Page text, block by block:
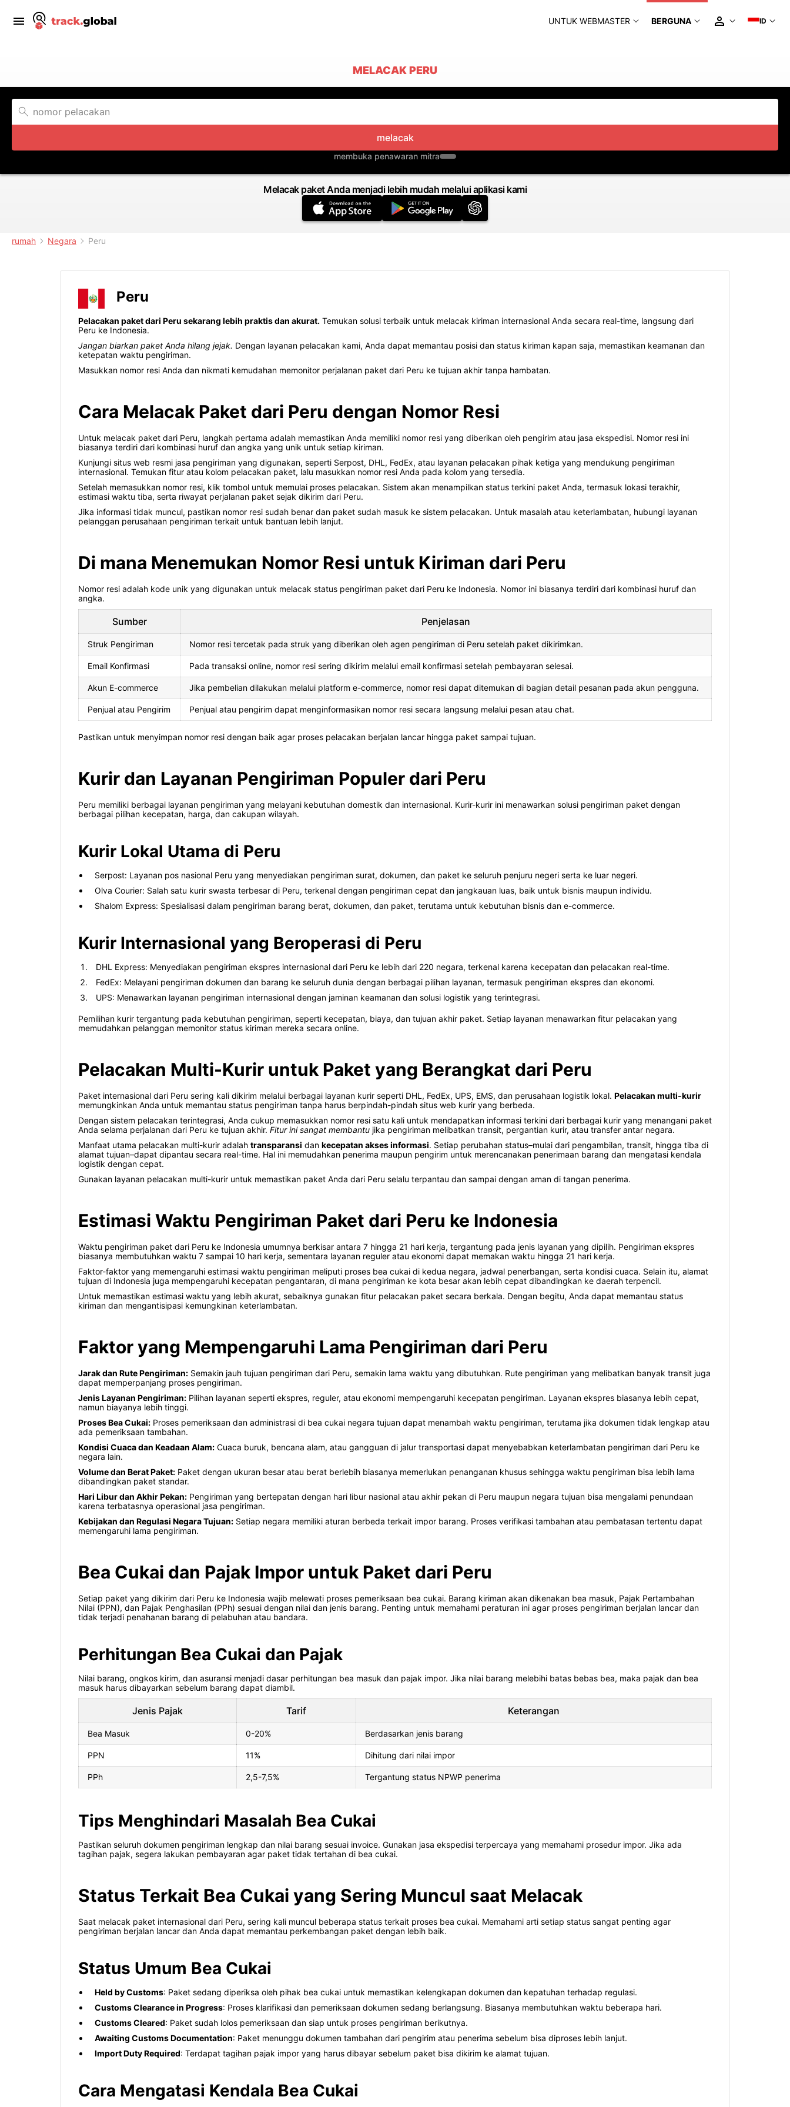
UNTUK WEBMASTER BERGUNA ID
MELACAK PERU
melacak
membuka penawaran mitra
Melacak paket Anda menjadi lebih mudah melalui aplikasi kami
rumah Negara Peru
Peru
Pelacakan paket dari Peru sekarang lebih praktis dan akurat. Temukan solusi terbaik untuk melacak kiriman internasional Anda secara real-time, langsung dari
Peru ke Indonesia.
Jangan biarkan paket Anda hilang jejak. Dengan layanan pelacakan kami, Anda dapat memantau posisi dan status kiriman kapan saja, memastikan keamanan dan
ketepatan waktu pengiriman.
Masukkan nomor resi Anda dan nikmati kemudahan memonitor perjalanan paket dari Peru ke tujuan akhir tanpa hambatan.
Cara Melacak Paket dari Peru dengan Nomor Resi
Untuk melacak paket dari Peru, langkah pertama adalah memastikan Anda memiliki nomor resi yang diberikan oleh pengirim atau jasa ekspedisi. Nomor resi ini
biasanya terdiri dari kombinasi huruf dan angka yang unik untuk setiap kiriman.
Kunjungi situs web resmi jasa pengiriman yang digunakan, seperti Serpost, DHL, FedEx, atau layanan pelacakan pihak ketiga yang mendukung pengiriman
internasional. Temukan fitur atau kolom pelacakan paket, lalu masukkan nomor resi Anda pada kolom yang tersedia.
Setelah memasukkan nomor resi, klik tombol untuk memulai proses pelacakan. Sistem akan menampilkan status terkini paket Anda, termasuk lokasi terakhir,
estimasi waktu tiba, serta riwayat perjalanan paket sejak dikirim dari Peru.
Jika informasi tidak muncul, pastikan nomor resi sudah benar dan paket sudah masuk ke sistem pelacakan. Untuk masalah atau keterlambatan, hubungi layanan
pelanggan perusahaan pengiriman terkait untuk bantuan lebih lanjut.
Di mana Menemukan Nomor Resi untuk Kiriman dari Peru
Nomor resi adalah kode unik yang digunakan untuk melacak status pengiriman paket dari Peru ke Indonesia. Nomor ini biasanya terdiri dari kombinasi huruf dan
angka.
Sumber Penjelasan
Struk Pengiriman Nomor resi tercetak pada struk yang diberikan oleh agen pengiriman di Peru setelah paket dikirimkan.
Email Konfirmasi Pada transaksi online, nomor resi sering dikirim melalui email konfirmasi setelah pembayaran selesai.
Akun E-commerce Jika pembelian dilakukan melalui platform e-commerce, nomor resi dapat ditemukan di bagian detail pesanan pada akun pengguna.
Penjual atau Pengirim Penjual atau pengirim dapat menginformasikan nomor resi secara langsung melalui pesan atau chat.
Pastikan untuk menyimpan nomor resi dengan baik agar proses pelacakan berjalan lancar hingga paket sampai tujuan.
Kurir dan Layanan Pengiriman Populer dari Peru
Peru memiliki berbagai layanan pengiriman yang melayani kebutuhan domestik dan internasional. Kurir-kurir ini menawarkan solusi pengiriman paket dengan
berbagai pilihan kecepatan, harga, dan cakupan wilayah.
Kurir Lokal Utama di Peru
Serpost: Layanan pos nasional Peru yang menyediakan pengiriman surat, dokumen, dan paket ke seluruh penjuru negeri serta ke luar negeri.
Olva Courier: Salah satu kurir swasta terbesar di Peru, terkenal dengan pengiriman cepat dan jangkauan luas, baik untuk bisnis maupun individu.
Shalom Express: Spesialisasi dalam pengiriman barang berat, dokumen, dan paket, terutama untuk kebutuhan bisnis dan e-commerce.
Kurir Internasional yang Beroperasi di Peru
DHL Express: Menyediakan pengiriman ekspres internasional dari Peru ke lebih dari 220 negara, terkenal karena kecepatan dan pelacakan real-time.
FedEx: Melayani pengiriman dokumen dan barang ke seluruh dunia dengan berbagai pilihan layanan, termasuk pengiriman ekspres dan ekonomi.
UPS: Menawarkan layanan pengiriman internasional dengan jaminan keamanan dan solusi logistik yang terintegrasi.
Pemilihan kurir tergantung pada kebutuhan pengiriman, seperti kecepatan, biaya, dan tujuan akhir paket. Setiap layanan menawarkan fitur pelacakan yang
memudahkan pelanggan memonitor status kiriman mereka secara online.
Pelacakan Multi-Kurir untuk Paket yang Berangkat dari Peru
Paket internasional dari Peru sering kali dikirim melalui berbagai layanan kurir seperti DHL, FedEx, UPS, EMS, dan perusahaan logistik lokal. Pelacakan multi-kurir
memungkinkan Anda untuk memantau status pengiriman tanpa harus berpindah-pindah situs web kurir yang berbeda.
Dengan sistem pelacakan terintegrasi, Anda cukup memasukkan nomor resi satu kali untuk mendapatkan informasi terkini dari berbagai kurir yang menangani paket
Anda selama perjalanan dari Peru ke tujuan akhir. Fitur ini sangat membantu jika pengiriman melibatkan transit, pergantian kurir, atau transfer antar negara.
Manfaat utama pelacakan multi-kurir adalah transparansi dan kecepatan akses informasi. Setiap perubahan status–mulai dari pengambilan, transit, hingga tiba di
alamat tujuan–dapat dipantau secara real-time. Hal ini memudahkan penerima maupun pengirim untuk merencanakan penerimaan barang dan mengatasi kendala
logistik dengan cepat.
Gunakan layanan pelacakan multi-kurir untuk memastikan paket Anda dari Peru selalu terpantau dan sampai dengan aman di tangan penerima.
Estimasi Waktu Pengiriman Paket dari Peru ke Indonesia
Waktu pengiriman paket dari Peru ke Indonesia umumnya berkisar antara 7 hingga 21 hari kerja, tergantung pada jenis layanan yang dipilih. Pengiriman ekspres
biasanya membutuhkan waktu 7 sampai 10 hari kerja, sementara layanan reguler atau ekonomi dapat memakan waktu hingga 21 hari kerja.
Faktor-faktor yang memengaruhi estimasi waktu pengiriman meliputi proses bea cukai di kedua negara, jadwal penerbangan, serta kondisi cuaca. Selain itu, alamat
tujuan di Indonesia juga mempengaruhi kecepatan pengantaran, di mana pengiriman ke kota besar akan lebih cepat dibandingkan ke daerah terpencil.
Untuk memastikan estimasi waktu yang lebih akurat, sebaiknya gunakan fitur pelacakan paket secara berkala. Dengan begitu, Anda dapat memantau status
kiriman dan mengantisipasi kemungkinan keterlambatan.
Faktor yang Mempengaruhi Lama Pengiriman dari Peru
Jarak dan Rute Pengiriman: Semakin jauh tujuan pengiriman dari Peru, semakin lama waktu yang dibutuhkan. Rute pengiriman yang melibatkan banyak transit juga
dapat memperpanjang proses pengiriman.
Jenis Layanan Pengiriman: Pilihan layanan seperti ekspres, reguler, atau ekonomi mempengaruhi kecepatan pengiriman. Layanan ekspres biasanya lebih cepat,
namun biayanya lebih tinggi.
Proses Bea Cukai: Proses pemeriksaan dan administrasi di bea cukai negara tujuan dapat menambah waktu pengiriman, terutama jika dokumen tidak lengkap atau
ada pemeriksaan tambahan.
Kondisi Cuaca dan Keadaan Alam: Cuaca buruk, bencana alam, atau gangguan di jalur transportasi dapat menyebabkan keterlambatan pengiriman dari Peru ke
negara lain.
Volume dan Berat Paket: Paket dengan ukuran besar atau berat berlebih biasanya memerlukan penanganan khusus sehingga waktu pengiriman bisa lebih lama
dibandingkan paket standar.
Hari Libur dan Akhir Pekan: Pengiriman yang bertepatan dengan hari libur nasional atau akhir pekan di Peru maupun negara tujuan bisa mengalami penundaan
karena terbatasnya operasional jasa pengiriman.
Kebijakan dan Regulasi Negara Tujuan: Setiap negara memiliki aturan berbeda terkait impor barang. Proses verifikasi tambahan atau pembatasan tertentu dapat
memengaruhi lama pengiriman.
Bea Cukai dan Pajak Impor untuk Paket dari Peru
Setiap paket yang dikirim dari Peru ke Indonesia wajib melewati proses pemeriksaan bea cukai. Barang kiriman akan dikenakan bea masuk, Pajak Pertambahan
Nilai (PPN), dan Pajak Penghasilan (PPh) sesuai dengan nilai dan jenis barang. Penting untuk memahami peraturan ini agar proses pengiriman berjalan lancar dan
tidak terjadi penahanan barang di pelabuhan atau bandara.
Perhitungan Bea Cukai dan Pajak
Nilai barang, ongkos kirim, dan asuransi menjadi dasar perhitungan bea masuk dan pajak impor. Jika nilai barang melebihi batas bebas bea, maka pajak dan bea
masuk harus dibayarkan sebelum barang dapat diambil.
Jenis Pajak Tarif Keterangan
Bea Masuk 0-20% Berdasarkan jenis barang
PPN 11% Dihitung dari nilai impor
PPh 2,5-7,5% Tergantung status NPWP penerima
Tips Menghindari Masalah Bea Cukai
Pastikan seluruh dokumen pengiriman lengkap dan nilai barang sesuai invoice. Gunakan jasa ekspedisi terpercaya yang memahami prosedur impor. Jika ada
tagihan pajak, segera lakukan pembayaran agar paket tidak tertahan di bea cukai.
Status Terkait Bea Cukai yang Sering Muncul saat Melacak
Saat melacak paket internasional dari Peru, sering kali muncul beberapa status terkait proses bea cukai. Memahami arti setiap status sangat penting agar
pengiriman berjalan lancar dan Anda dapat memantau perkembangan paket dengan lebih baik.
Status Umum Bea Cukai
Held by Customs: Paket sedang diperiksa oleh pihak bea cukai untuk memastikan kelengkapan dokumen dan kepatuhan terhadap regulasi.
Customs Clearance in Progress: Proses klarifikasi dan pemeriksaan dokumen sedang berlangsung. Biasanya membutuhkan waktu beberapa hari.
Customs Cleared: Paket sudah lolos pemeriksaan dan siap untuk proses pengiriman berikutnya.
Awaiting Customs Documentation: Paket menunggu dokumen tambahan dari pengirim atau penerima sebelum bisa diproses lebih lanjut.
Import Duty Required: Terdapat tagihan pajak impor yang harus dibayar sebelum paket bisa dikirim ke alamat tujuan.
Cara Mengatasi Kendala Bea Cukai